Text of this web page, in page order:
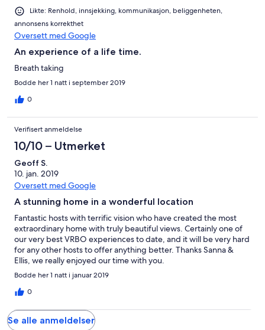
Likte: Renhold, innsjekking, kommunikasjon, beliggenheten,
annonsens korrekthet
Oversett med Google
An experience of a life time.
Breath taking
Bodde her 1 natt i september 2019
0
Verifisert anmeldelse
10/10 – Utmerket
Geoff S.
10. jan. 2019
Oversett med Google
A stunning home in a wonderful location
Fantastic hosts with terrific vision who have created the most
extraordinary home with truly beautiful views. Certainly one of
our very best VRBO experiences to date, and it will be very hard
for any other hosts to offer anything better. Thanks Sanna &
Ellis, we really enjoyed our time with you.
Bodde her 1 natt i januar 2019
0
Se alle anmeldelser